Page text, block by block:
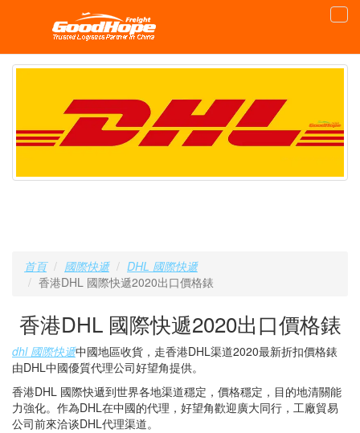
首頁 國際快遞
DHL 國際快遞
香港DHL 國際快遞2020出口價格錶
香港DHL 國際快遞2020出口價格錶
dhl 國際快遞中國地區收貨，走香港DHL渠道2020最新折扣價格錶
由DHL中國優質代理公司好望角提供。
香港DHL 國際快遞到世界各地渠道穩定，價格穩定，目的地清關能
力強化。作為DHL在中國的代理，好望角歡迎廣大同行，工廠貿易
公司前來洽谈DHL代理渠道。